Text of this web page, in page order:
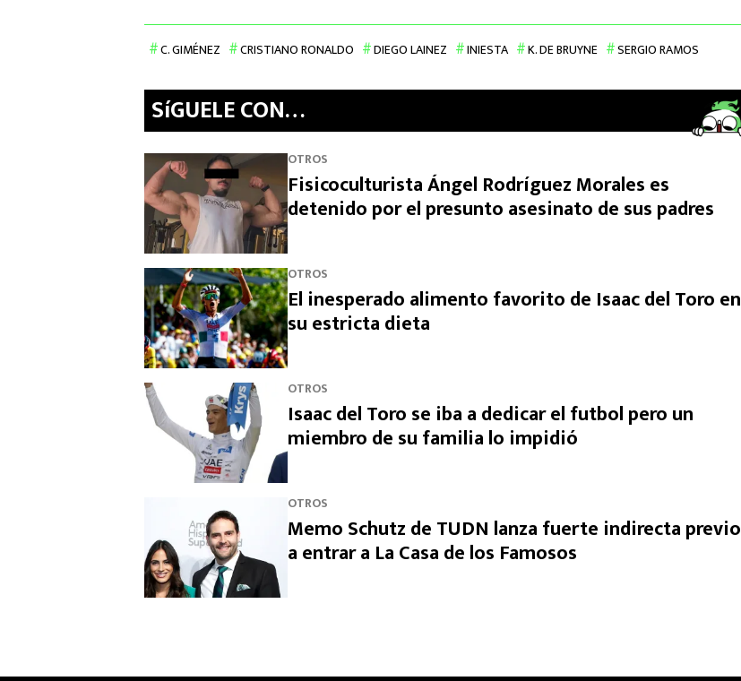
C. GIMÉNEZ CRISTIANO RONALDO DIEGO LAINEZ INIESTA K. DE BRUYNE SERGIO RAMOS
SíGUELE CON…
OTROS
Fisicoculturista Ángel Rodríguez Morales es
detenido por el presunto asesinato de sus padres
OTROS
El inesperado alimento favorito de Isaac del Toro en
su estricta dieta
OTROS
Isaac del Toro se iba a dedicar el futbol pero un
miembro de su familia lo impidió
OTROS
Memo Schutz de TUDN lanza fuerte indirecta previo
a entrar a La Casa de los Famosos